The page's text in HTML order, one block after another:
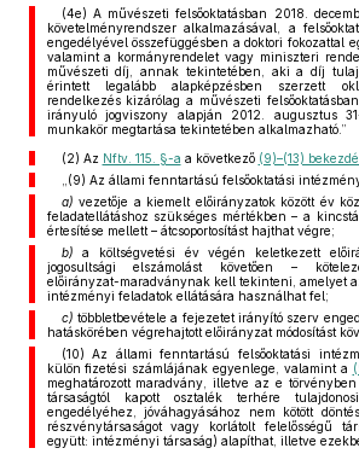
(4e) A művészeti felsőoktatásban 2018.
követelményrendszer alkalmazásával, a
engedélyével összefüggésben a doktori fokozattal
valamint a kormányrendelet vagy miniszteri
művészeti díj, annak tekintetében, aki a díj
érintett legalább alapképzésben szerzett
rendelkezés kizárólag a művészeti
irányuló jogviszony alapján 2012. augusztus
munkakör megtartása tekintetében alkalmazható.”
(2) Az Nftv. 115. §-a a következő (9)–(13)
„(9) Az állami fenntartású felsőoktatási
a) vezetője a kiemelt előirányzatok között év
feladatellátáshoz szükséges mértékben – a
értesítése mellett – átcsoportosítást hajthat végre;
b) a költségvetési év végén keletkezett
jogosultsági elszámolást követően –
előirányzat-maradványnak kell tekinteni, amelyet
intézményi feladatok ellátására használhat fel;
c) többletbevétele a fejezetet irányító szerv
hatáskörében végrehajtott előirányzat módosítást
(10) Az állami fenntartású felsőoktatási
külön fizetési számlájának egyenlege, valamint a
meghatározott maradvány, illetve az e törvényben
társaságtól kapott osztalék terhére
engedélyéhez, jóváhagyásához nem kötött
részvénytársaságot vagy korlátolt felelősségű
együtt: intézményi társaság) alapíthat, illetve